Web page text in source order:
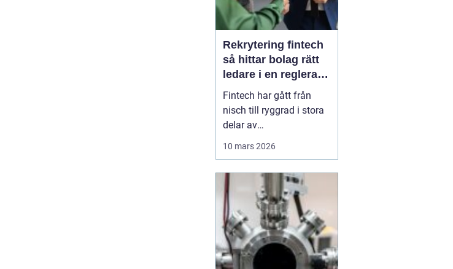
Rekrytering fintech
så hittar bolag rätt
ledare i en reglerad
tillväxtbransch
Fintech har gått från
nisch till ryggrad i stora
delar av
banker och skapar helt
nya affärsmodeller.
Samtidigt ökar kraven
från både kunder,
investerare och
myndigheter. I den här
10 mars 2026